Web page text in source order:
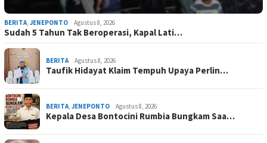
BERITA, JENEPONTO Agustus 8, 2026
Sudah 5 Tahun Tak Beroperasi, Kapal Lati…
BERITA Agustus 8, 2026
Taufik Hidayat Klaim Tempuh Upaya Perlin…
BERITA, JENEPONTO Agustus 8, 2026
Kepala Desa Bontocini Rumbia Bungkam Saa…